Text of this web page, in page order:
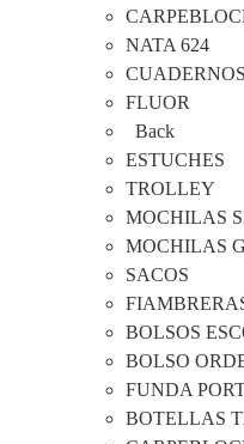
NATA 624
CUADERNOS
FLUOR
Back
ESTUCHES
TROLLEY
MOCHILAS
MOCHILAS
SACOS
BOLSOS
BOLSO
FUNDA
BOTELLAS